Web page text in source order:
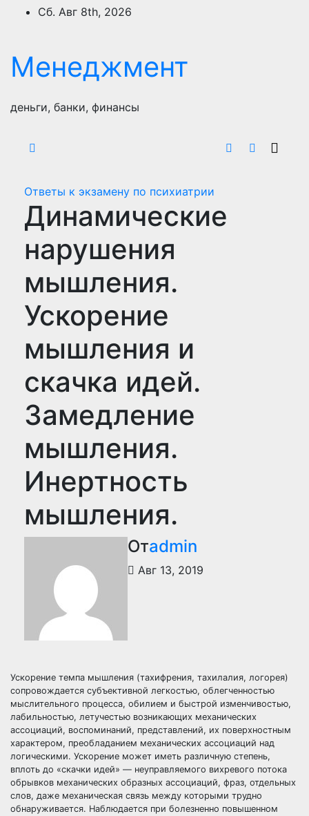
ПерейтиСб. Авг 8th, 2026
Менеджмент
деньги, банки, финансы
Ответы к экзамену по психиатрии
Динамические
нарушения
мышления.
Ускорение
мышления и
скачка идей.
Замедление
мышления.
Инертность
мышления.
Отadmin
Авг 13, 2019
Ускорение темпа мышления (тахифрения, тахилалия, логорея)
сопровождается субъективной легкостью, облегченностью
мыслительного процесса, обилием и быстрой изменчивостью,
лабильностью, летучестью возникающих механических
ассоциаций, воспоминаний, представлений, их поверхностным
характером, преобладанием механических ассоциаций над
логическими. Ускорение может иметь различную степень,
вплоть до «скачки идей» — неуправляемого вихревого потока
обрывков механических образных ассоциаций, фраз, отдельных
слов, даже механическая связь между которыми трудно
обнаруживается. Наблюдается при болезненно повышенном